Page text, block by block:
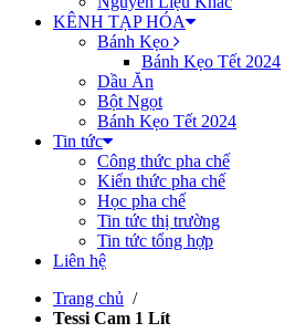
KÊNH TẠP HÓA
Bánh Kẹo
Bánh Kẹo Tết 2024
Dầu Ăn
Bột Ngọt
Bánh Kẹo Tết 2024
Tin tức
Công thức pha chế
Kiến thức pha chế
Học pha chế
Tin tức thị trường
Tin tức tổng hợp
Liên hệ
Trang chủ /
Tessi Cam 1 Lít